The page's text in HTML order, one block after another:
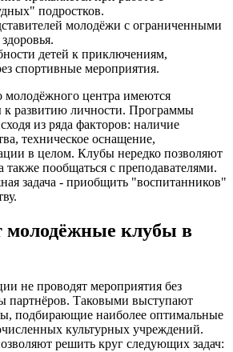
подростков.
молодёжи с ограниченными
детей к приключениям,
спортивные мероприятия.
молодёжного центра имеются
к развитию личности. Программы
из ряда факторов: наличие
техническое оснащение,
в целом. Клубы нередко позволяют
также пообщаться с преподавателями.
задача - приобщить "воспитанников"
молодёжные клубы в
не проводят мероприятия без
партнёров. Таковыми выступают
подбирающие наиболее оптимальные
культурных учреждений.
решить круг следующих задач: